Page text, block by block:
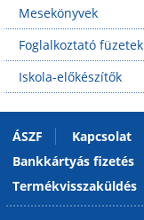
Mesekönyvek
Foglalkoztató füzetek
Iskola-előkészítők
ÁSZF Kapcsolat
Bankkártyás fizetés
Termékvisszaküldés